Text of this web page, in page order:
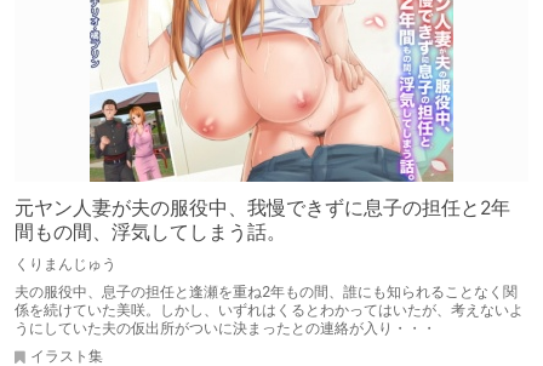
元ヤン人妻が夫の服役中、我慢できずに息子の担任と2年
間もの間、浮気してしまう話。
くりまんじゅう
夫の服役中、息子の担任と逢瀬を重ね2年もの間、誰にも知られることなく関
係を続けていた美咲。しかし、いずれはくるとわかってはいたが、考えないよ
うにしていた夫の仮出所がついに決まったとの連絡が入り・・・
イラスト集